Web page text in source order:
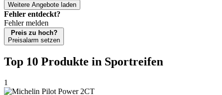
Weitere Angebote laden
Fehler entdeckt?
Fehler melden
Preis zu hoch?
Preisalarm setzen
Top 10 Produkte in Sportreifen
1